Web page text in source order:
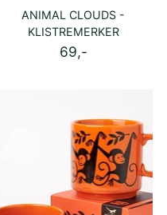
ANIMAL CLOUDS -
KLISTREMERKER
69,-